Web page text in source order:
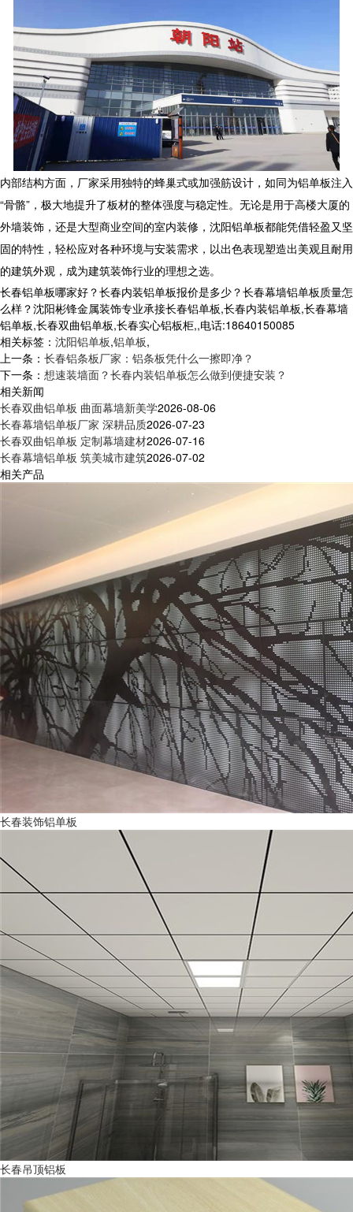
内部结构方面，厂家采用独特的蜂巢式或加强筋设计，如同为铝单板注入
“骨骼”，极大地提升了板材的整体强度与稳定性。无论是用于高楼大厦的
外墙装饰，还是大型商业空间的室内装修，沈阳铝单板都能凭借轻盈又坚
固的特性，轻松应对各种环境与安装需求，以出色表现塑造出美观且耐用
的建筑外观，成为建筑装饰行业的理想之选。
长春铝单板哪家好？长春内装铝单板报价是多少？长春幕墙铝单板质量怎
么样？沈阳彬锋金属装饰专业承接长春铝单板,长春内装铝单板,长春幕墙
铝单板,长春双曲铝单板,长春实心铝板柜,,电话:18640150085
相关标签： 沈阳铝单板,铝单板,
上一条： 长春铝条板厂家：铝条板凭什么一擦即净？
下一条： 想速装墙面？长春内装铝单板怎么做到便捷安装？
相关新闻
长春双曲铝单板 曲面幕墙新美学2026-08-06
长春幕墙铝单板厂家 深耕品质2026-07-23
长春双曲铝单板 定制幕墙建材2026-07-16
长春幕墙铝单板 筑美城市建筑2026-07-02
相关产品
长春装饰铝单板
长春吊顶铝板